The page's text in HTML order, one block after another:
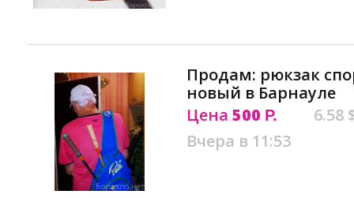
Продам: рюкзак
новый в Барнауле
Цена 500 Р.
6.58
Вчера в 11:53